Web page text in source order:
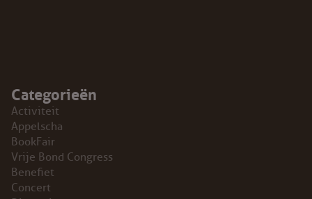
Categorieën
Activiteit
Appelscha
BookFair
Vrije Bond Congress
Benefiet
Concert